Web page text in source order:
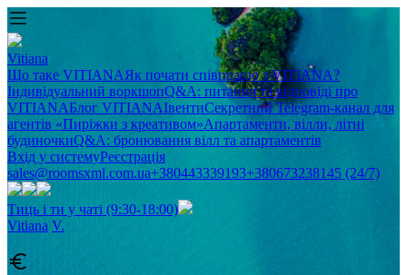
Vitiana
Що таке VITIANAЯк почати співпрацю з VITIANA?
Індивідуальний воркшопQ&A: питання та відповіді про
VITIANAБлог VITIANAІвентиСекретний Telegram-канал для
агентів «Пиріжки з креативом»Апартаменти, вілли, літні
будиночкиQ&A: бронювання вілл та апартаментів
Вхід у системуРеєстрація
sales@roomsxml.com.ua+380443339193+380673238145 (24/7)
Тиць і ти у чаті (9:30-18:00)
Vitiana V.